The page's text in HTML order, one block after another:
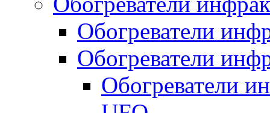
Обогреватели
Обогреватели
Обогреватели